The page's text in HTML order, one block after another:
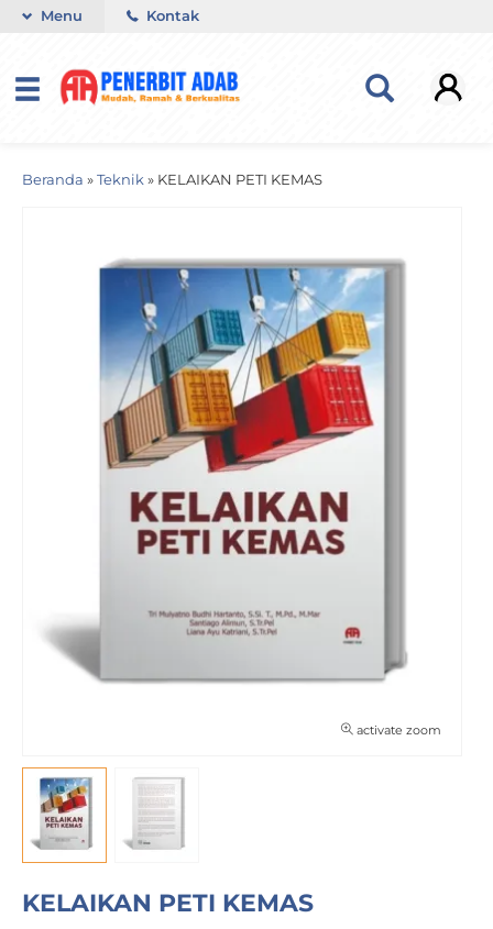
Menu Kontak
Beranda » Teknik » KELAIKAN PETI KEMAS
activate zoom
KELAIKAN PETI KEMAS